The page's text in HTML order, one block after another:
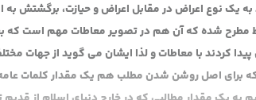
یک نوع اعراض در مقابل اعراض و حیازت، برگشتش به
مطرح شده که آن هم در تصویر معاطات مهم است که
با معاطات و لذا ایشان می گوید از جهات
اصل روشن شدن مطلب هم یک مقدار کلمات عامه